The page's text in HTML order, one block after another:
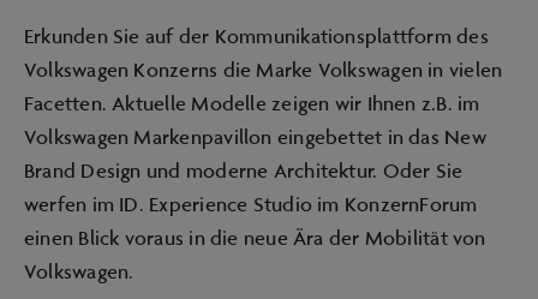
Erkunden Sie auf der Kommunikationsplattform des
Volkswagen Konzerns die Marke Volkswagen in vielen
Facetten. Aktuelle Modelle zeigen wir Ihnen z.B. im
Volkswagen Markenpavillon eingebettet in das New
Brand Design und moderne Architektur. Oder Sie
werfen im ID. Experience Studio im KonzernForum
einen Blick voraus in die neue Ära der Mobilität von
Volkswagen.